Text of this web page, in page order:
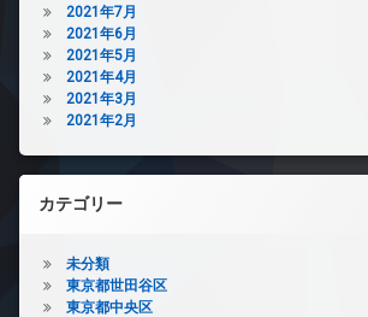
2021年7月
2021年6月
2021年5月
2021年4月
2021年3月
2021年2月
カテゴリー
未分類
東京都世田谷区
東京都中央区